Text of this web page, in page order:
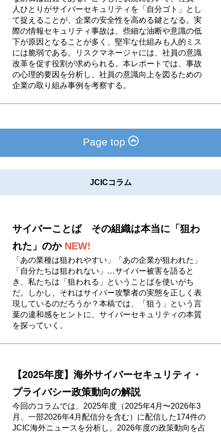
人ひとりがサイバーセキュリティを「自分ゴト」とし
て捉えることが、企業の安全性を高める鍵となる。実
際の情報セキュリティ事故は、些細な油断や意識の低
下が原因となることが多く、堅牢な仕組みも人的ミス
には脆弱である。リスクマネージャには、社員の意識
改革を促す役割が求められる。本レポートでは、事故
の心理的要因を分析し、社員の意識向上を図るための
企業の取り組み事例を考察する。
Page top
JCICコラム
サイバーことば その組織は本当に「狙わ
れた」のか NEW!
「あの業種は狙われやすい」「あの企業が狙われた」
「自分たちは狙われない」…サイバー被害を語ると
き、私たちは「狙われる」ということばを使いがち
だ。しかし、それはサイバー攻撃者の実態を正しく表
現しているのだろうか？本稿では、「狙う」という言
葉の違和感をヒントに、サイバーセキュリティの本質
を探っていく。
【2025年度】海外サイバーセキュリティ・
プライバシー政策動向の解説
今回のコラムでは、2025年度（2025年4月〜2026年3
月、一部2026年4月配信分を含む）に配信した174件の
JCIC海外ニュースを分析し、2026年度の政策動向を占